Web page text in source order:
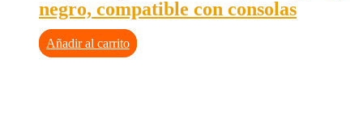
negro, compatible con consolas
Añadir al carrito